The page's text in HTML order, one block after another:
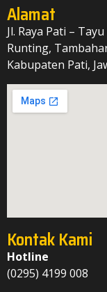
Alamat
Jl. Raya Pati – Tayu
Runting,
Kabupaten Pati,
Kontak Kami
Hotline
(0295) 4199 008